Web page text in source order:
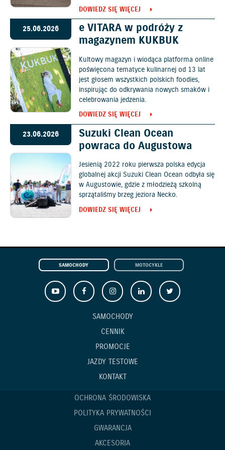
DOWIEDZ SIĘ WIĘCEJ
25.06.2026
e VITARA w podróży z
magazynem KUKBUK
Kultowy magazyn i wiodąca platforma online
poświęcona tematyce kulinarnej od 13 lat
jest głosem wszystkich polskich foodies,
inspirując do odkrywania nowych smaków i
celebrowania jedzenia.
DOWIEDZ SIĘ WIĘCEJ
23.06.2026
Suzuki Clean Ocean
powraca do Augustowa
Jesienią 2022 roku pierwsza polska edycja
globalnej akcji Suzuki Clean Ocean odbyła się
w Augustowie, gdzie z młodzieżą szkolną
sprzątaliśmy brzeg jeziora Necko.
DOWIEDZ SIĘ WIĘCEJ
SAMOCHODY MOTOCYKLE
SAMOCHODY
CENNIK
PROMOCJE
JAZDY TESTOWE
KONTAKT
OCHRONA ŚRODOWISKA
POLITYKA PRYWATNOŚCI
GWARANCJA
AKCESORIA